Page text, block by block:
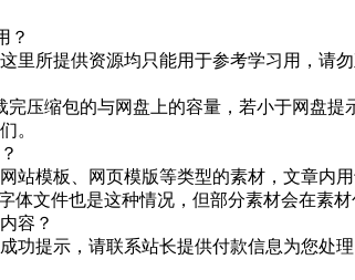
？
里所提供资源均只能用于参考学习用，请
压缩包的与网盘上的容量，若小于网盘
。
站模板、网页模版等类型的素材，文章内
体文件也是这种情况，但部分素材会在素材
容？
功提示，请联系站长提供付款信息为您处理